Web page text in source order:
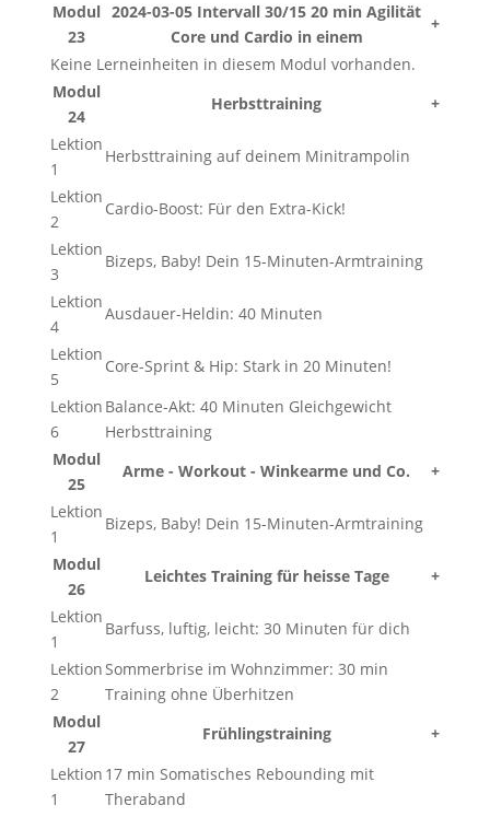
Modul
23
2024-03-05 Intervall 30/15 20 min Agilität
Core und Cardio in einem
+
Keine Lerneinheiten in diesem Modul vorhanden.
Modul
24
Herbsttraining
+
Lektion
1
Herbsttraining auf deinem Minitrampolin
Lektion
2
Cardio-Boost: Für den Extra-Kick!
Lektion
3
Bizeps, Baby! Dein 15-Minuten-Armtraining
Lektion
4
Ausdauer-Heldin: 40 Minuten
Lektion
5
Core-Sprint & Hip: Stark in 20 Minuten!
Lektion
6
Balance-Akt: 40 Minuten Gleichgewicht
Herbsttraining
Modul
25
Arme - Workout - Winkearme und Co.
+
Lektion
1
Bizeps, Baby! Dein 15-Minuten-Armtraining
Modul
26
Leichtes Training für heisse Tage
+
Lektion
1
Barfuss, luftig, leicht: 30 Minuten für dich
Lektion
2
Sommerbrise im Wohnzimmer: 30 min
Training ohne Überhitzen
Modul
27
Frühlingstraining
+
Lektion
1
17 min Somatisches Rebounding mit
Theraband